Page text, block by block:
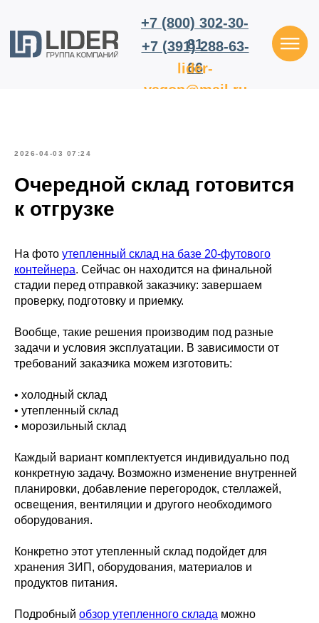
+7 (391) 288-63-
66
lider-
+7 (800) 302-30-
81
2026-04-03 07:24
Очередной склад готовится
к отгрузке
На фото утепленный склад на базе 20-футового
контейнера. Сейчас он находится на финальной
стадии перед отправкой заказчику: завершаем
проверку, подготовку и приемку.
Вообще, такие решения производим под разные
задачи и условия эксплуатации. В зависимости от
требований заказчика можем изготовить:
• холодный склад
• утепленный склад
• морозильный склад
Каждый вариант комплектуется индивидуально под
конкретную задачу. Возможно изменение внутренней
планировки, добавление перегородок, стеллажей,
освещения, вентиляции и другого необходимого
оборудования.
Конкретно этот утепленный склад подойдет для
хранения ЗИП, оборудования, материалов и
продуктов питания.
Подробный обзор утепленного склада можно